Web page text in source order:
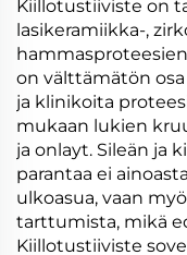
Kiillotustiiviste on
lasikeramiikka-,
on välttämätön
ja klinikoita
mukaan lukien
ja onlayt. Sileän ja
parantaa ei
ulkoasua, vaan
tarttumista, mikä
Kiillotustiiviste